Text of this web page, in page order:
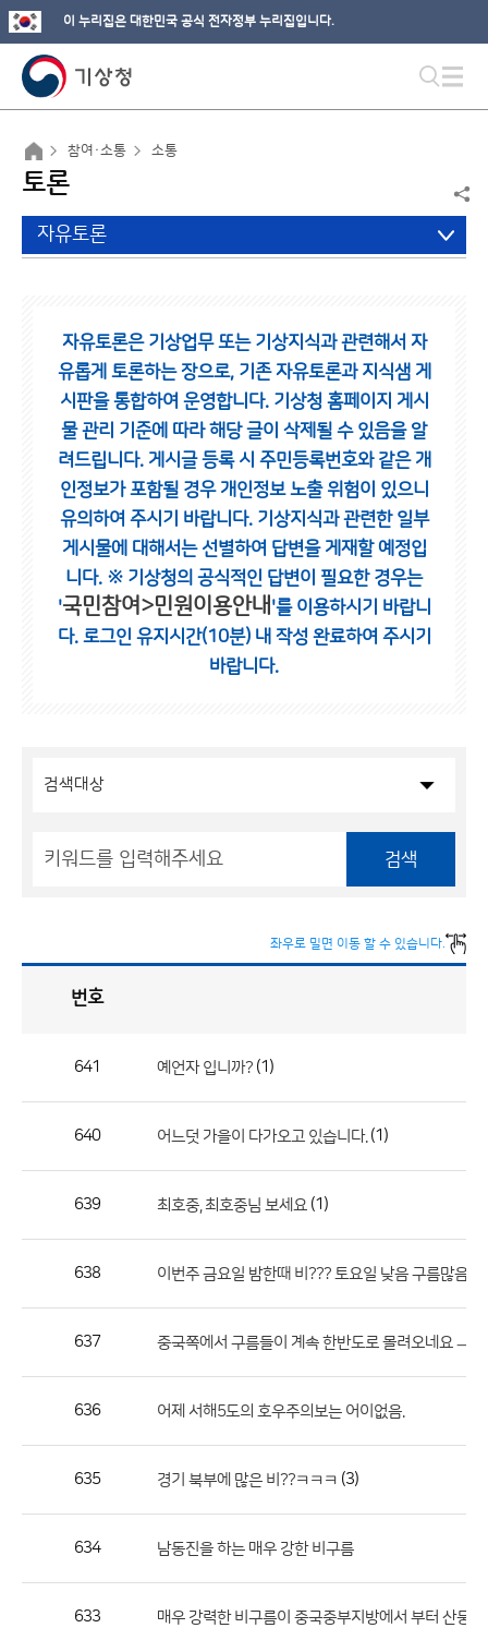
이 누리집은 대한민국 공식 전자정부 누리집입니다.
참여·소통 소통
토론
자유토론
자유토론은 기상업무 또는 기상지식과 관련해서 자
유롭게 토론하는 장으로, 기존 자유토론과 지식샘 게
시판을 통합하여 운영합니다. 기상청 홈페이지 게시
물 관리 기준에 따라 해당 글이 삭제될 수 있음을 알
려드립니다. 게시글 등록 시 주민등록번호와 같은 개
인정보가 포함될 경우 개인정보 노출 위험이 있으니
유의하여 주시기 바랍니다. 기상지식과 관련한 일부
게시물에 대해서는 선별하여 답변을 게재할 예정입
니다. ※ 기상청의 공식적인 답변이 필요한 경우는
'국민참여>민원이용안내 '를 이용하시기 바랍니
다. 로그인 유지시간(10분) 내 작성 완료하여 주시기
바랍니다.
검색
좌우로 밀면 이동 할 수 있습니다.
론
호,
록
번호
641 예언자 입니까? (1)
640 어느덧 가을이 다가오고 있습니다. (1)
639 최호중, 최호중님 보세요 (1)
638 이번주 금요일 밤한때 비??? 토요일 낮음 구름많음
637 중국쪽에서 구름들이 계속 한반도로 몰려오네요 ㅡ,,ㅡ
636 어제 서해5도의 호우주의보는 어이없음.
635 경기 북부에 많은 비??ㅋㅋㅋ (3)
634 남동진을 하는 매우 강한 비구름
633 매우 강력한 비구름이 중국중부지방에서 부터 산둥